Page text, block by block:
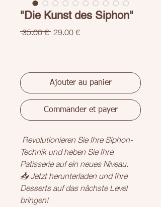
"Die Kunst des Siphon"
35.00 € Prix
29.00 €Prix
Ajouter au panier
Commander et payer
Revolutionieren Sie Ihre Siphon-
Technik und heben Sie Ihre
Patisserie auf ein neues Niveau.
📥 Jetzt herunterladen und Ihre
Desserts auf das nächste Level
bringen!